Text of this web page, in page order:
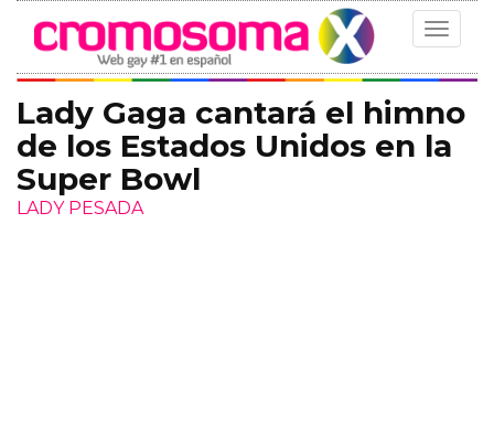
Toggle
Lady Gaga cantará el himno
de los Estados Unidos en la
Super Bowl
LADY PESADA